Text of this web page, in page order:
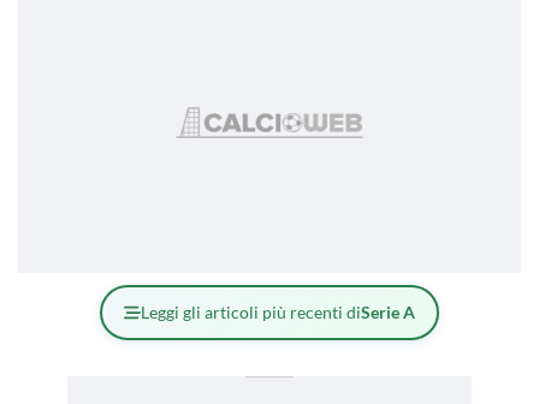
Leggi gli articoli più recenti diSerie A